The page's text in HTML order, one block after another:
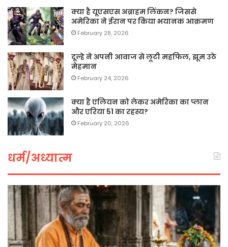
क्या है यूएसएस अब्राहम लिंकन? जिससे
अमेरिका ने ईरान पर किया भयानक आक्रमण
February 28, 2026
दूल्हे ने अपनी आवाज से लूटी महफिल, झूम उठे
मेहमान
February 24, 2026
क्या है एलियन को लेकर अमेरिका का प्लान
और एरिया 51 का रहस्य?
February 20, 2026
धर्म/अध्यात्म